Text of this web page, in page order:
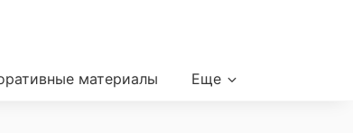
материалы Еще